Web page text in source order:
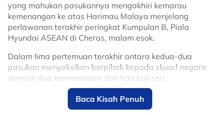
yang mahukan pasukannya mengakhiri kemarau
kemenangan ke atas Harimau Malaya menjelang
perlawanan terakhir peringkat Kumpulan B, Piala
Hyundai ASEAN di Cheras, malam esok.
Dalam lima pertemuan terakhir antara kedua-dua
pasukan menyaksikan berpihak kepada skuad negara
dengan dua kemenangan dan tiga kali seri.
“Time to make history”, Carles Cuadrat,
Baca Kisah Penuh